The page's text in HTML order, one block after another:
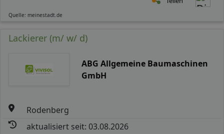
Quelle: meinestadt.de
Lackierer (m/ w/ d)
ABG Allgemeine Baumaschinen
GmbH
Rodenberg
aktualisiert seit: 03.08.2026